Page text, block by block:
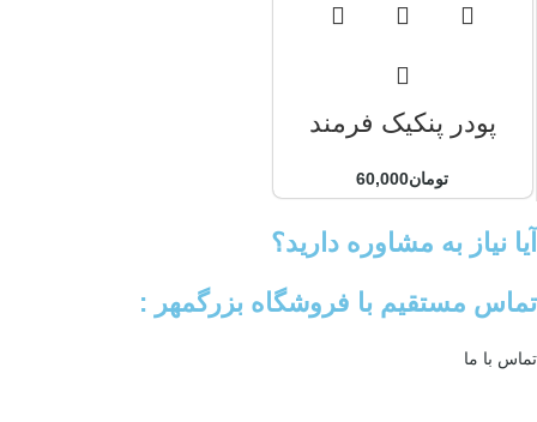
پودر پنکیک فرمند
تومان60,000
آیا نیاز به مشاوره دارید؟
تماس مستقیم با فروشگاه بزرگمهر :
تماس با ما